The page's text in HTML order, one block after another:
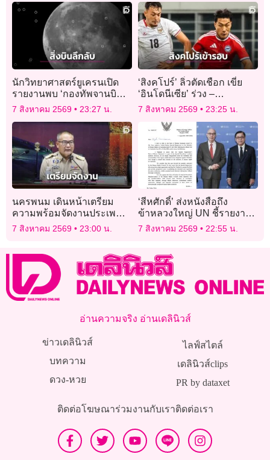
นักวิทยาศาสตร์ยูเครนเปิด
รายงานพบ ‘กองทัพจานบิน’
ใกล้ดวงจันทร์
7 สิงหาคม 2569 23:27 น.
‘สิงคโปร์’ ลิ่วตัดเชือก เขี่ย
‘อินโดนีเซีย’ ร่วง –
‘เวียดนาม’ แชมป์กลุ่ม
7 สิงหาคม 2569 23:25 น.
นครพนม เดินหน้าเตรียม
ความพร้อมจัดงานประเพณี
ไหลเรือไฟ ประจำปี 2569
7 สิงหาคม 2569 23:00 น.
‘สีหศักดิ์’ ส่งหนังสือถึง
ข้าหลวงใหญ่ UN ชี้รายงาน
‘ทอม แอนดรูวส์’ บิดเบือนปม
7 สิงหาคม 2569 22:55 น.
อ่านความจริง อ่านเดลินิวส์
ข่าวเดลินิวส์
บทความ
ดวง-หวย
ไลฟ์สไตล์
เดลินิวส์clips
PR by dataxet
ติดต่อโฆษณาร่วมงานกับเราติดต่อเรา